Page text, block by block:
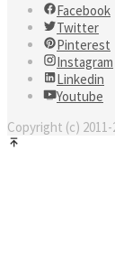
Facebook
Twitter
Pinterest
Instagram
Linkedin
Youtube
Copyright (c)